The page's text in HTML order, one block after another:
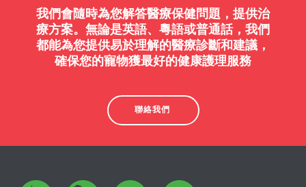
我們會隨時為您解答醫療保健問題，提供治
療方案。無論是英語、粵語或普通話，我們
都能為您提供易於理解的醫療診斷和建議，
確保您的寵物獲最好的健康護理服務
聯絡我們